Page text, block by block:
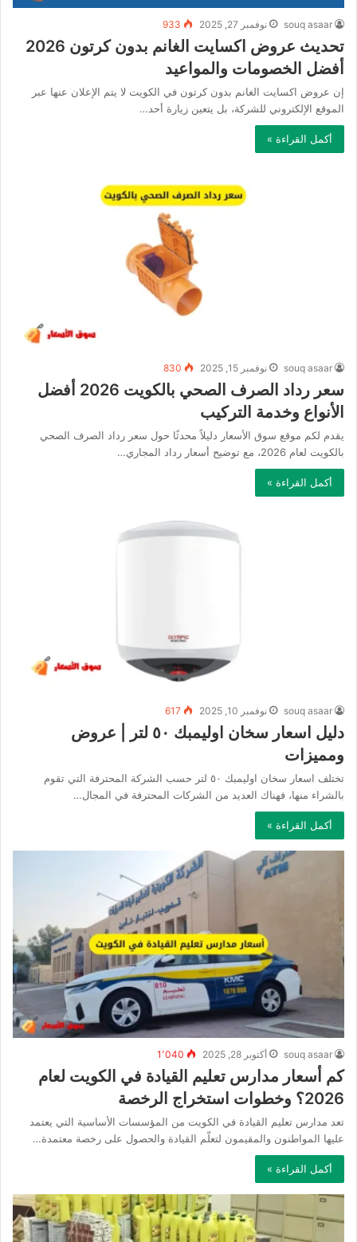
souq asaar نوفمبر 27, 2025 933
تحديث عروض اكسايت الغانم بدون كرتون 2026
أفضل الخصومات والمواعيد
إن عروض اكسايت الغانم بدون كرتون في الكويت لا يتم الإعلان عنها عبر
الموقع الإلكتروني للشركة، بل يتعين زيارة أحد…
أكمل القراءة »
souq asaar نوفمبر 15, 2025 830
سعر رداد الصرف الصحي بالكويت 2026 أفضل
الأنواع وخدمة التركيب
يقدم لكم موقع سوق الأسعار دليلاً محدثًا حول سعر رداد الصرف الصحي
بالكويت لعام 2026، مع توضيح أسعار رداد المجاري…
أكمل القراءة »
souq asaar نوفمبر 10, 2025 617
دليل اسعار سخان اوليمبك ٥٠ لتر | عروض
ومميزات
تختلف اسعار سخان اوليمبك ٥٠ لتر حسب الشركة المحترفة التي تقوم
بالشراء منها، فهناك العديد من الشركات المحترفة في المجال…
أكمل القراءة »
souq asaar أكتوبر 28, 2025 1٬040
كم أسعار مدارس تعليم القيادة في الكويت لعام
2026؟ وخطوات استخراج الرخصة
تعد مدارس تعليم القيادة في الكويت من المؤسسات الأساسية التي يعتمد
عليها المواطنون والمقيمون لتعلّم القيادة والحصول على رخصة معتمدة…
أكمل القراءة »